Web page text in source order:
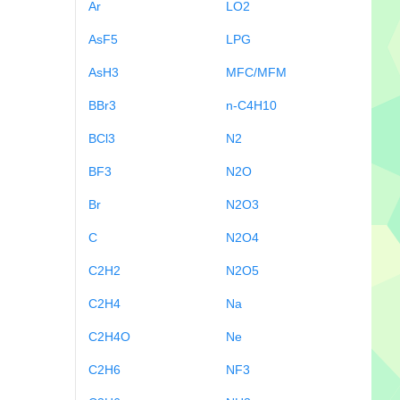
Ar
AsF5
AsH3
BBr3
BCl3
BF3
Br
C
C2H2
C2H4
C2H4O
C2H6
LO2
LPG
MFC/MFM
n-C4H10
N2
N2O
N2O3
N2O4
N2O5
Na
Ne
NF3